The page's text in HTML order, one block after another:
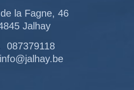
la Fagne, 46
Jalhay
087379118
info@jalhay.be